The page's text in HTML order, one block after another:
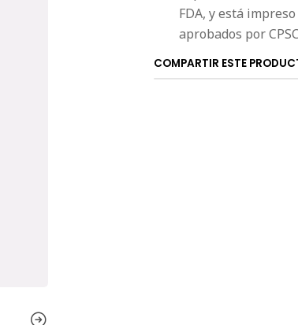
FDA, y está
aprobados por
COMPARTIR ESTE